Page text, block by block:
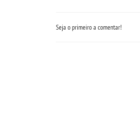
Seja o primeiro a comentar!